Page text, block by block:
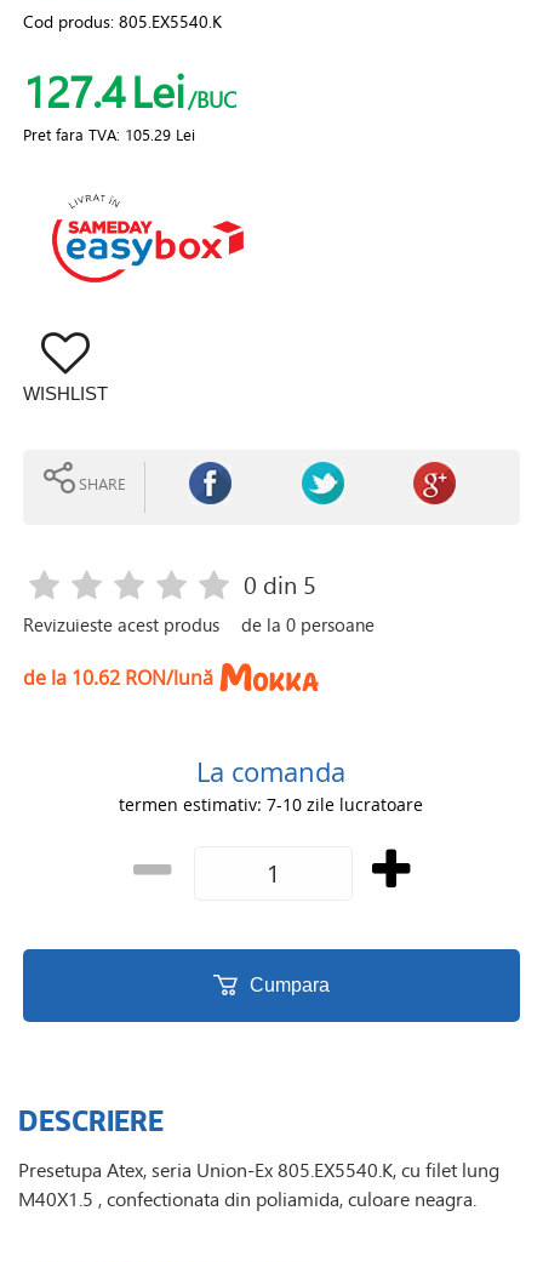
Cod produs:805.EX5540.K
127.4Lei/BUC
Pret fara TVA: 105.29 Lei
WISHLIST
SHARE
Revizuieste acest produs
0 din 5
de la0 persoane
de la 10.62 RON/lună
La comanda
termen estimativ: 7-10 zile lucratoare
Cumpara
DESCRIERE
Presetupa Atex, seria Union-Ex 805.EX5540.K, cu filet lung
M40X1.5 , confectionata din poliamida, culoare neagra.